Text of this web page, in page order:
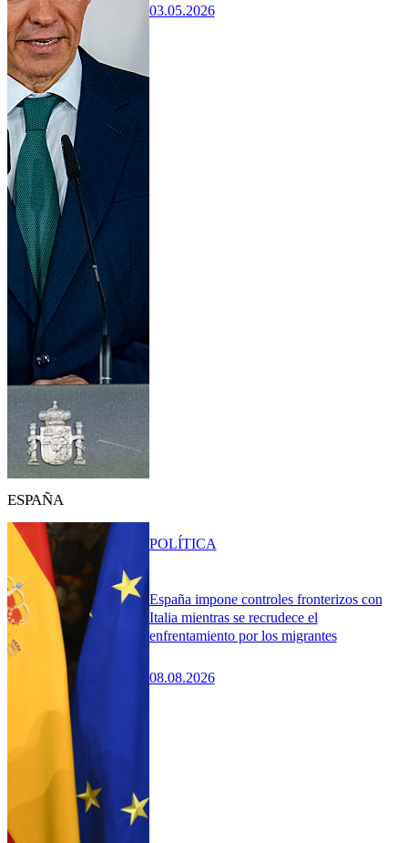
03.05.2026
ESPAÑA
España impone controles fronterizos con
Italia mientras se recrudece el
enfrentamiento por los migrantes
08.08.2026
POLÍTICA